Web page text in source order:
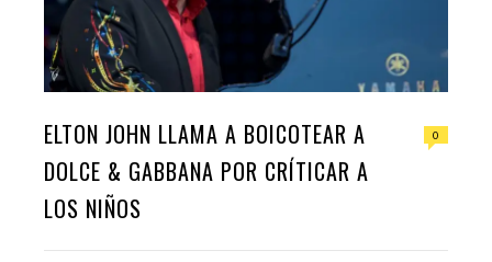
ELTON JOHN LLAMA A BOICOTEAR A
DOLCE & GABBANA POR CRÍTICAR A
LOS NIÑOS
0